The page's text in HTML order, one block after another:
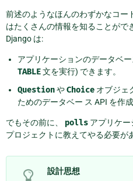
前述のようなほんのわずかなコー
はたくさんの情報を知ることがで
Django は:
アプリケーションのデータベ
TABLE文を実行) できます。
QuestionやChoice オブジェ
ためのデータベー ス API を作
でもその前に、 polls アプリケ
プロジェクトに教えてやる必要が
設計思想